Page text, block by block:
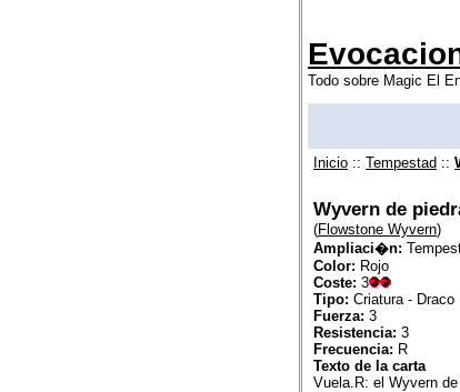
Todo sobre Magic El
Inicio :: Tempestad ::
Wyvern de
(Flowstone Wyvern)
Ampliaci�n:
Color: Rojo
Coste: 3
Tipo: Criatura - Draco
Fuerza: 3
Resistencia: 3
Frecuencia: R
Texto de la carta
Vuela.R: el Wyvern